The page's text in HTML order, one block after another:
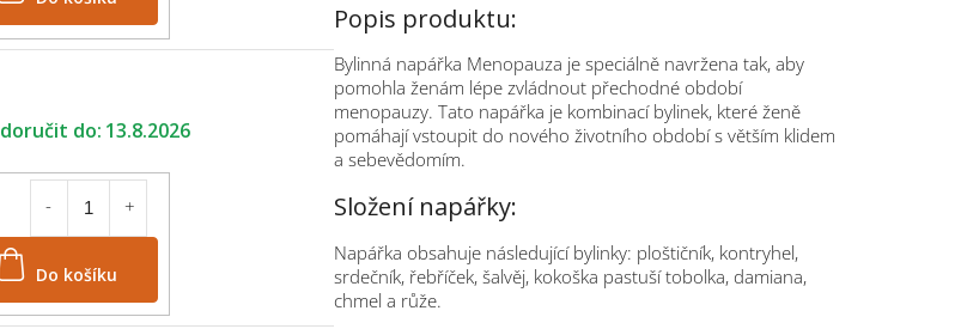
13.8.2026
Popis produktu:
Bylinná napářka Menopauza je speciálně navržena tak, aby
pomohla ženám lépe zvládnout přechodné období
menopauzy. Tato napářka je kombinací bylinek, které ženě
pomáhají vstoupit do nového životního období s větším klidem
a sebevědomím.
Složení napářky:
Napářka obsahuje následující bylinky: ploštičník, kontryhel,
srdečník, řebříček, šalvěj, kokoška pastuší tobolka, damiana,
chmel a růže.